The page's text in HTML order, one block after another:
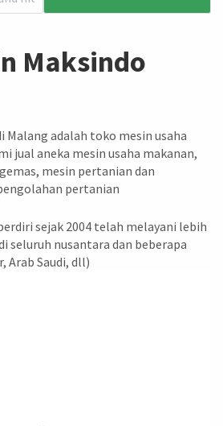
Maksindo
Malang adalah toko mesin usaha
jual aneka mesin usaha makanan,
mesin pertanian dan
pertanian
sejak 2004 telah melayani lebih
seluruh nusantara dan beberapa
Arab Saudi, dll)